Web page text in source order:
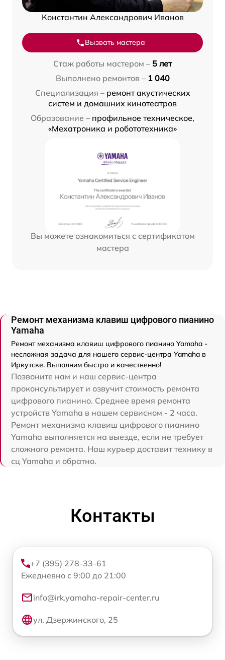
Константин Александрович Иванов
Вызвать мастера
Стаж работы мастером – 5 лет
Выполнено ремонтов – 1 040
Специализация – ремонт акустических
систем и домашних кинотеатров
Образование – профильное техническое,
«Мехатроника и робототехника»
Вы можете ознакомиться с сертификатом
мастера
Ремонт механизма клавиш цифрового пианино
Yamaha
Ремонт механизма клавиш цифрового пианино Yamaha -
несложная задача для нашего сервис-центра Yamaha в
Иркутске. Выполним быстро и качественно!
Позвоните нам и наш сервис-центра
проконсультирует и озвучит стоимость ремонта
цифрового пианино. Среднее время ремонта
устройств Yamaha в нашем сервисном - 2 часа.
Ремонт механизма клавиш цифрового пианино
Yamaha выполняется на выезде, если не требует
сложного ремонта. Наш курьер доставит технику в
сц Yamaha и обратно.
Контакты
+7 (395) 278-33-61
Ежедневно с 9:00 до 21:00
info@irk.yamaha-repair-center.ru
ул. Дзержинского, 25